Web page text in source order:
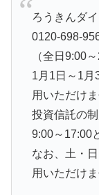
ろうきんダ
0120-698-
（全日9:00～
1月1日～1月
用いただけま
投資信託の
9:00～17:00
なお、土・
用いただけま